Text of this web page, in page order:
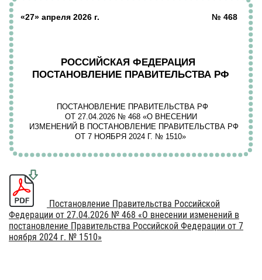
Постановление Правительства Российской
Федерации от 27.04.2026 № 468 «О внесении изменений в
постановление Правительства Российской Федерации от 7
ноября 2024 г. № 1510»